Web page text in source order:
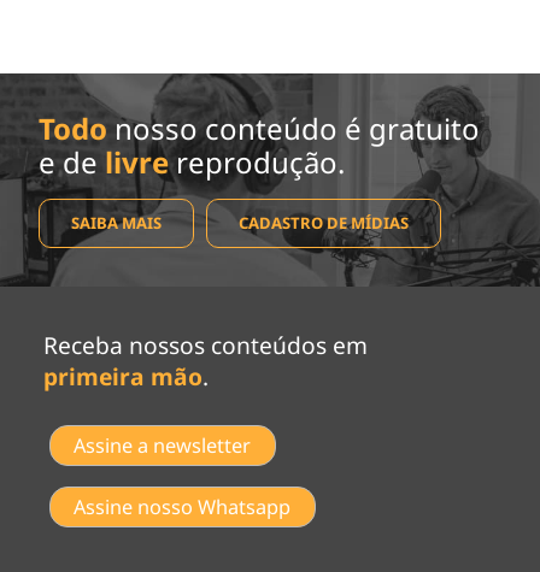
Todo nosso conteúdo é gratuito
e de livrereprodução.
SAIBA MAIS CADASTRO DE MÍDIAS
Receba nossos conteúdos em
primeira mão.
Assine a newsletter
Assine nosso Whatsapp